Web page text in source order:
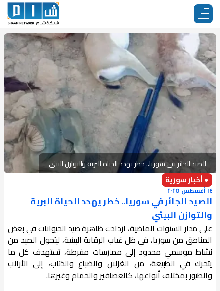
الصيد الجائر في سوريا.. خطر يهدد الحياة البرية والتوازن البيئي
● أخبار سورية
١٤ أغسطس ٢٠٢٥
الصيد الجائر في سوريا.. خطر يهدد الحياة البرية
والتوازن البيئي
على مدار السنوات الماضية، ازدادت ظاهرة صيد الحيوانات في بعض
المناطق من سوريا، في ظل غياب الرقابة البيئية، ليتحول الصيد من
نشاط موسمي محدود إلى ممارسات مفرطة، تستهدف كل ما
يتحرك في الطبيعة، من الغزلان والضباع والذئاب، إلى الأرانب
والطيور بمختلف أنواعها، كالعصافير والحمام وغيرها.